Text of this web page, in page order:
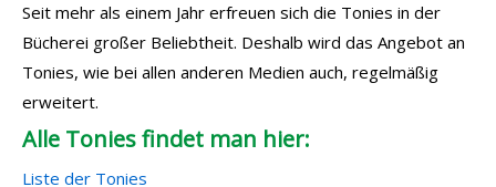
Seit mehr als einem Jahr erfreuen sich die Tonies in der
Bücherei großer Beliebtheit. Deshalb wird das Angebot an
Tonies, wie bei allen anderen Medien auch, regelmäßig
erweitert.
Alle Tonies findet man hier:
Liste der Tonies